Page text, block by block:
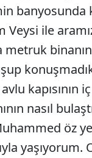
banyosunda
Veysi ile
binanın
kapısının
nasıl
öz
yaşıyorum.